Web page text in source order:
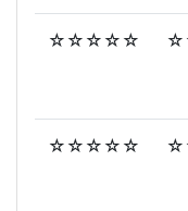
☆☆☆☆☆
☆☆☆☆☆